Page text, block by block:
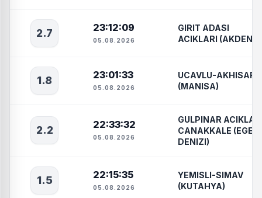
2.7 23:12:09
05.08.2026
GIRIT ADASI
ACIKLARI
1.8 23:01:33
05.08.2026
UCAVLU-AKHISAR
(MANISA)
2.2 22:33:32
05.08.2026
GULPINAR
CANAKKALE (EGE
DENIZI)
1.5 22:15:35
05.08.2026
YEMISLI-SIMAV
(KUTAHYA)